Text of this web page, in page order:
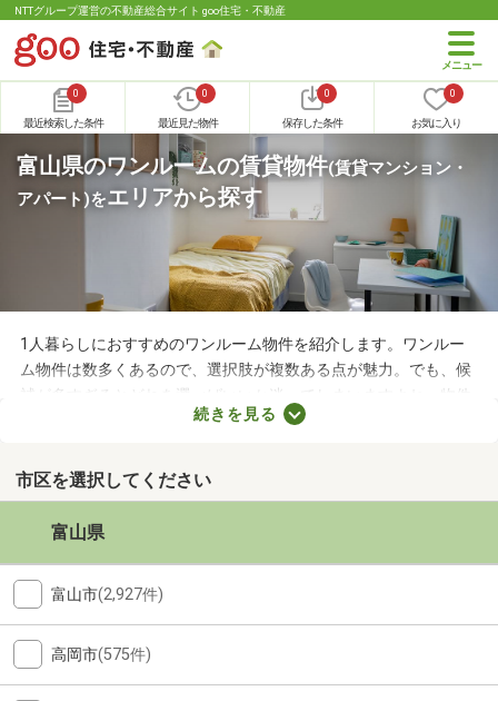
NTTグループ運営の不動産総合サイト goo住宅・不動産
0
最近検索した条件
0
最近見た物件
0
保存した条件
0
お気に入り
富山県のワンルームの賃貸物件(賃貸マンション・
アパート)をエリアから探す
1人暮らしにおすすめのワンルーム物件を紹介します。ワンルー
ム物件は数多くあるので、選択肢が複数ある点が魅力。でも、候
補が多すぎるとどれを選べばいいか迷ってしまいますよね。物件
を選ぶときは、間取り・設備・家賃などをチェックすることがお
を見つけましょう。
続きを見る
市区を選択してください
富山県
富山市(2,927件)
高岡市(575件)